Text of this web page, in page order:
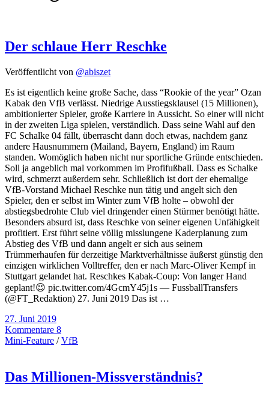
Der schlaue Herr Reschke
Veröffentlicht von @abiszet
Es ist eigentlich keine große Sache, dass “Rookie of the year” Ozan
Kabak den VfB verlässt. Niedrige Ausstiegsklausel (15 Millionen),
ambitionierter Spieler, große Karriere in Aussicht. So einer will nicht
in der zweiten Liga spielen, verständlich. Dass seine Wahl auf den
FC Schalke 04 fällt, überrascht dann doch etwas, nachdem ganz
andere Hausnummern (Mailand, Bayern, England) im Raum
standen. Womöglich haben nicht nur sportliche Gründe entschieden.
Soll ja angeblich mal vorkommen im Profifußball. Dass es Schalke
wird, schmerzt außerdem sehr. Schließlich ist dort der ehemalige
VfB-Vorstand Michael Reschke nun tätig und angelt sich den
Spieler, den er selbst im Winter zum VfB holte – obwohl der
abstiegsbedrohte Club viel dringender einen Stürmer benötigt hätte.
Besonders absurd ist, dass Reschke von seiner eigenen Unfähigkeit
profitiert. Erst führt seine völlig misslungene Kaderplanung zum
Abstieg des VfB und dann angelt er sich aus seinem
Trümmerhaufen für derzeitige Marktverhältnisse äußerst günstig den
einzigen wirklichen Volltreffer, den er nach Marc-Oliver Kempf in
Stuttgart gelandet hat. Reschkes Kabak-Coup: Von langer Hand
geplant!😉 pic.twitter.com/4GcmY45j1s — FussballTransfers
(@FT_Redaktion) 27. Juni 2019 Das ist …
27. Juni 2019
Kommentare 8
Mini-Feature /VfB
Das Millionen-Missverständnis?